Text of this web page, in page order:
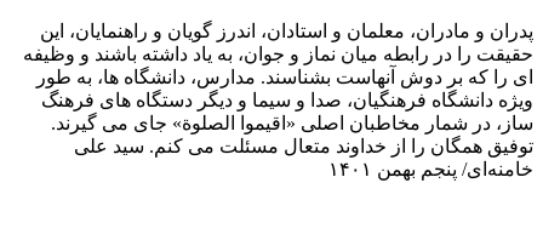
پدران و مادران، معلمان و استادان، اندرز گویان و راهنمایان، این
حقیقت را در رابطه میان نماز و جوان، به یاد داشته باشند و وظیفه
ای را که بر دوش آنهاست بشناسند. مدارس، دانشگاه ها، به طور
ویژه دانشگاه فرهنگیان، صدا و سیما و دیگر دستگاه های فرهنگ
ساز، در شمار مخاطبان اصلی «اقیموا الصلوة» جای می گیرند.
توفیق همگان را از خداوند متعال مسئلت می کنم. سید علی
خامنه‌ای/ پنجم بهمن ۱۴۰۱